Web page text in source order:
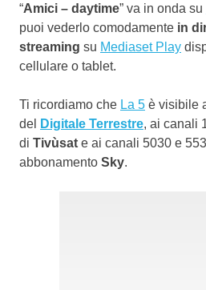
“Amici – daytime” va in onda su
puoi vederlo comodamente in
streaming su Mediaset Play
cellulare o tablet.
Ti ricordiamo che La 5 è visibile
del
Digitale Terrestre, ai canali
di Tivùsat e ai canali 5030 e
abbonamento Sky.